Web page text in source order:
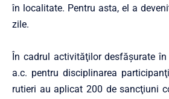
în localitate. Pentru asta, el a
zile.
În cadrul activităţilor desfăşurate
a.c. pentru disciplinarea
rutieri au aplicat 200 de sancţiuni